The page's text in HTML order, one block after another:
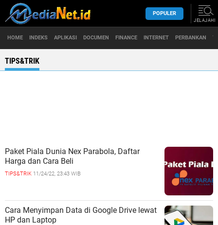
POPULER
JELAJAHI
HOME INDEKS APLIKASI DOCUMEN FINANCE INTERNET PERBANKAN
TIPS&TRIK
Paket Piala Dunia Nex Parabola, Daftar
Harga dan Cara Beli
TIPS&TRIK 11/24/22, 23:43 WIB
Cara Menyimpan Data di Google Drive lewat
HP dan Laptop